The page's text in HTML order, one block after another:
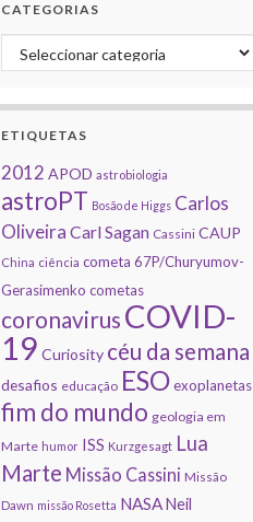
CATEGORIAS
Categorias
ETIQUETAS
2012 APOD astrobiologia
astroPT Bosão de Higgs Carlos
Oliveira Carl Sagan Cassini CAUP
China ciência cometa 67P/Churyumov-
Gerasimenko cometas
coronavirus COVID-
19 Curiosity céu da semana
desafios educação ESO exoplanetas
fim do mundo geologia em
Marte humor ISS Kurzgesagt Lua
Marte Missão Cassini Missão
Dawn missão Rosetta NASA Neil